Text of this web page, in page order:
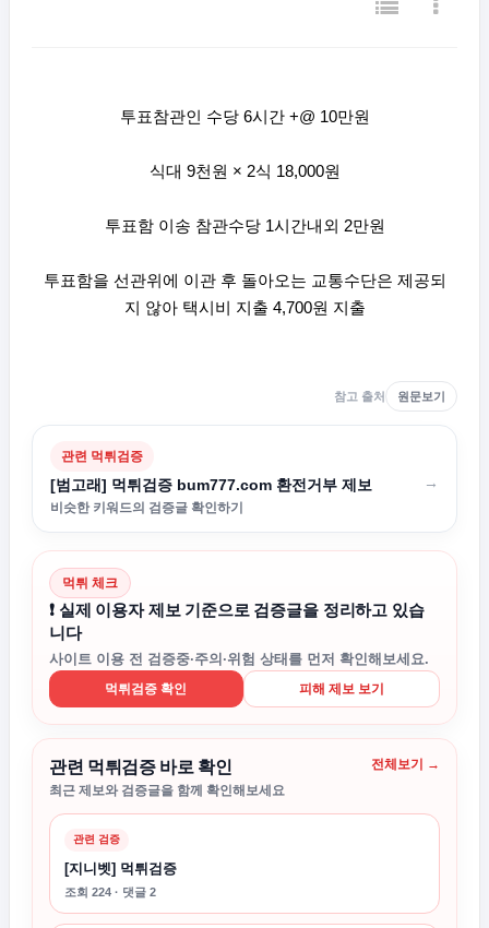
투표참관인 수당 6시간 +@ 10만원
식대 9천원 × 2식 18,000원
투표함 이송 참관수당 1시간내외 2만원
투표함을 선관위에 이관 후 돌아오는 교통수단은 제공되
지 않아 택시비 지출 4,700원 지출
참고 출처 원문보기
관련 먹튀검증
[범고래] 먹튀검증 bum777.com 환전거부 제보
비슷한 키워드의 검증글 확인하기
→
먹튀 체크
❗ 실제 이용자 제보 기준으로 검증글을 정리하고 있습
니다
사이트 이용 전 검증중·주의·위험 상태를 먼저 확인해보세요.
먹튀검증 확인 피해 제보 보기
관련 먹튀검증 바로 확인
최근 제보와 검증글을 함께 확인해보세요
전체보기 →
관련 검증
[지니벳] 먹튀검증
조회 224 · 댓글 2